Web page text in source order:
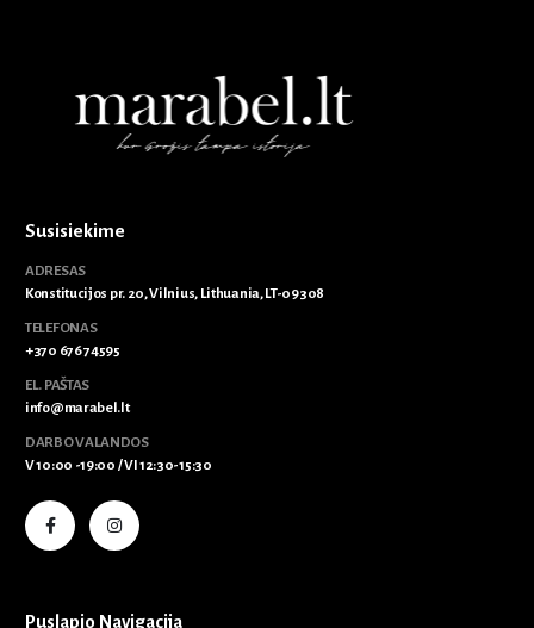
Susisiekime
ADRESAS
Konstitucijos pr. 20, Vilnius, Lithuania, LT-09308
TELEFONAS
+370 676 74595
EL. PAŠTAS
info@marabel.lt
DARBO VALANDOS
V 10:00 -19:00 / VI 12:30-15:30
Puslapio Navigacija